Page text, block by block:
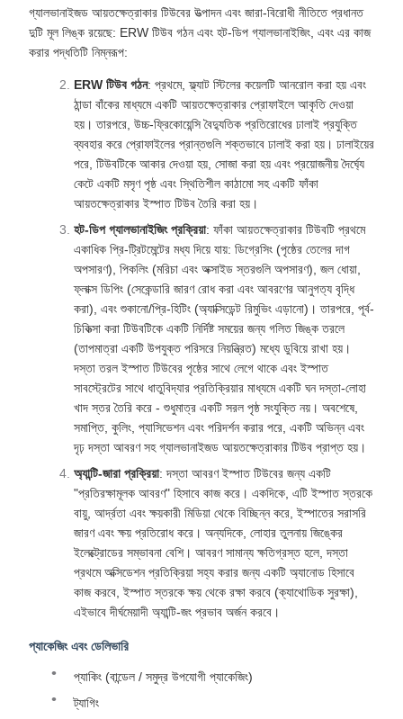
গ্যালভানাইজড আয়তক্ষেত্রাকার টিউবের উত্পাদন এবং জারা-বিরোধী নীতিতে প্রধানত
দুটি মূল লিঙ্ক রয়েছে: ERW টিউব গঠন এবং হট-ডিপ গ্যালভানাইজিং, এবং এর কাজ
করার পদ্ধতিটি নিম্নরূপ:
ERW টিউব গঠন: প্রথমে, ফ্ল্যাট স্টিলের কয়েলটি আনরোল করা হয় এবং
ঠান্ডা বাঁকের মাধ্যমে একটি আয়তক্ষেত্রাকার প্রোফাইলে আকৃতি দেওয়া
হয়। তারপরে, উচ্চ-ফ্রিকোয়েন্সি বৈদ্যুতিক প্রতিরোধের ঢালাই প্রযুক্তি
ব্যবহার করে প্রোফাইলের প্রান্তগুলি শক্তভাবে ঢালাই করা হয়। ঢালাইয়ের
পরে, টিউবটিকে আকার দেওয়া হয়, সোজা করা হয় এবং প্রয়োজনীয় দৈর্ঘ্যে
কেটে একটি মসৃণ পৃষ্ঠ এবং স্থিতিশীল কাঠামো সহ একটি ফাঁকা
আয়তক্ষেত্রাকার ইস্পাত টিউব তৈরি করা হয়।
হট-ডিপ গ্যালভানাইজিং প্রক্রিয়া: ফাঁকা আয়তক্ষেত্রাকার টিউবটি প্রথমে
একাধিক প্রি-ট্রিটমেন্টের মধ্য দিয়ে যায়: ডিগ্রেসিং (পৃষ্ঠের তেলের দাগ
অপসারণ), পিকলিং (মরিচা এবং অক্সাইড স্তরগুলি অপসারণ), জল ধোয়া,
ফ্লাক্স ডিপিং (সেকেন্ডারি জারণ রোধ করা এবং আবরণের আনুগত্য বৃদ্ধি
করা), এবং শুকানো/প্রি-হিটিং (অ্যাক্সিডেন্ট রিমুভিং এড়ানো)। তারপরে, পূর্ব-
চিকিত্সা করা টিউবটিকে একটি নির্দিষ্ট সময়ের জন্য গলিত জিঙ্ক তরলে
(তাপমাত্রা একটি উপযুক্ত পরিসরে নিয়ন্ত্রিত) মধ্যে ডুবিয়ে রাখা হয়।
দস্তা তরল ইস্পাত টিউবের পৃষ্ঠের সাথে লেগে থাকে এবং ইস্পাত
সাবস্ট্রেটের সাথে ধাতুবিদ্যার প্রতিক্রিয়ার মাধ্যমে একটি ঘন দস্তা-লোহা
খাদ স্তর তৈরি করে - শুধুমাত্র একটি সরল পৃষ্ঠ সংযুক্তি নয়। অবশেষে,
সমাপ্তি, কুলিং, প্যাসিভেশন এবং পরিদর্শন করার পরে, একটি অভিন্ন এবং
দৃঢ় দস্তা আবরণ সহ গ্যালভানাইজড আয়তক্ষেত্রাকার টিউব প্রাপ্ত হয়।
অ্যান্টি-জারা প্রক্রিয়া: দস্তা আবরণ ইস্পাত টিউবের জন্য একটি
"প্রতিরক্ষামূলক আবরণ" হিসাবে কাজ করে। একদিকে, এটি ইস্পাত স্তরকে
বায়ু, আর্দ্রতা এবং ক্ষয়কারী মিডিয়া থেকে বিচ্ছিন্ন করে, ইস্পাতের সরাসরি
জারণ এবং ক্ষয় প্রতিরোধ করে। অন্যদিকে, লোহার তুলনায় জিঙ্কের
ইলেক্ট্রোডের সম্ভাবনা বেশি। আবরণ সামান্য ক্ষতিগ্রস্ত হলে, দস্তা
প্রথমে অক্সিডেশন প্রতিক্রিয়া সহ্য করার জন্য একটি অ্যানোড হিসাবে
কাজ করবে, ইস্পাত স্তরকে ক্ষয় থেকে রক্ষা করবে (ক্যাথোডিক সুরক্ষা),
এইভাবে দীর্ঘমেয়াদী অ্যান্টি-জং প্রভাব অর্জন করবে।
প্যাকেজিং এবং ডেলিভারি
প্যাকিং (বান্ডেল / সমুদ্র উপযোগী প্যাকেজিং)
ট্যাগিং